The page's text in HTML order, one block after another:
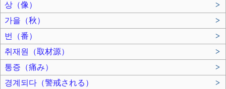
상（像）
>
가을（秋）
>
번（番）
>
취재원（取材源）
>
통증（痛み）
>
경계되다（警戒される）
>